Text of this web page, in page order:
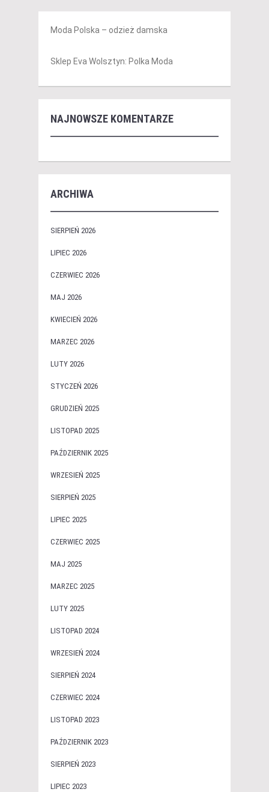
Moda Polska – odzież damska
Sklep Eva Wolsztyn: Polka Moda
NAJNOWSZE KOMENTARZE
ARCHIWA
SIERPIEŃ 2026
LIPIEC 2026
CZERWIEC 2026
MAJ 2026
KWIECIEŃ 2026
MARZEC 2026
LUTY 2026
STYCZEŃ 2026
GRUDZIEŃ 2025
LISTOPAD 2025
PAŹDZIERNIK 2025
WRZESIEŃ 2025
SIERPIEŃ 2025
LIPIEC 2025
CZERWIEC 2025
MAJ 2025
MARZEC 2025
LUTY 2025
LISTOPAD 2024
WRZESIEŃ 2024
SIERPIEŃ 2024
CZERWIEC 2024
LISTOPAD 2023
PAŹDZIERNIK 2023
SIERPIEŃ 2023
LIPIEC 2023